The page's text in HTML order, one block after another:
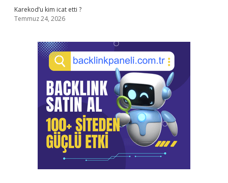
Karekod’u kim icat etti ?
Temmuz 24, 2026